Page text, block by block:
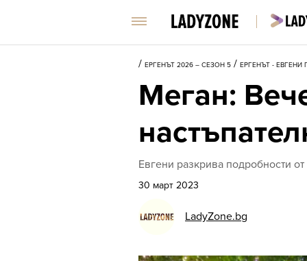
/ ЕРГЕНЪТ 2026 – СЕЗОН 5 / ЕРГЕНЪТ - ЕВГЕНИ
Меган:
Евгени разкрива подробности
30 март 2023
LadyZone.bg